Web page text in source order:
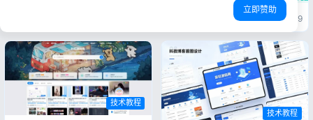
模块。前端界面复刻知识蝉主流
交互风格，小程序端体验流畅。
后台可以管理课程...
视频 附图片教程Sora2一张图
片生成视频小程序源码，包含
Uniapp前端与后端服务，支持
文生视频、图生视频、多时长及
比例选择，自带会员与算力充值
体系，源码完整可用，上手简
单，...
2026-06-07 19
技术教程
技术教程
立即赞助